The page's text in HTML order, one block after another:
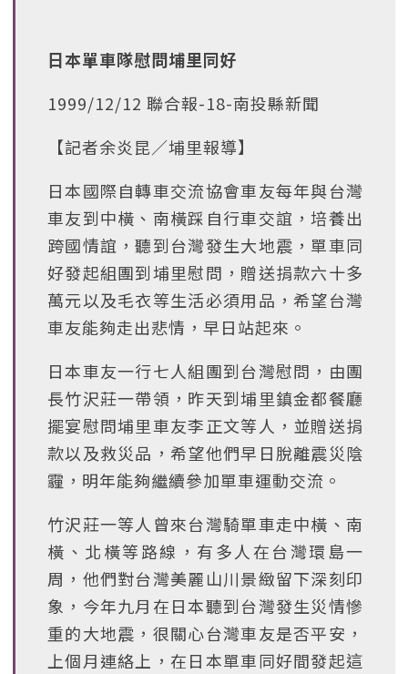
日本單車隊慰問埔里同好
1999/12/12 聯合報-18-南投縣新聞
【記者余炎昆∕埔里報導】
日本國際自轉車交流協會車友每年與台灣
車友到中橫、南橫踩自行車交誼，培養出
跨國情誼，聽到台灣發生大地震，單車同
好發起組團到埔里慰問，贈送捐款六十多
萬元以及毛衣等生活必須用品，希望台灣
車友能夠走出悲情，早日站起來。
日本車友一行七人組團到台灣慰問，由團
長竹沢莊一帶領，昨天到埔里鎮金都餐廳
擺宴慰問埔里車友李正文等人，並贈送捐
款以及救災品，希望他們早日脫離震災陰
霾，明年能夠繼續參加單車運動交流。
竹沢莊一等人曾來台灣騎單車走中橫、南
橫、北橫等路線，有多人在台灣環島一
周，他們對台灣美麗山川景緻留下深刻印
象，今年九月在日本聽到台灣發生災情慘
重的大地震，很關心台灣車友是否平安，
上個月連絡上，在日本單車同好間發起這